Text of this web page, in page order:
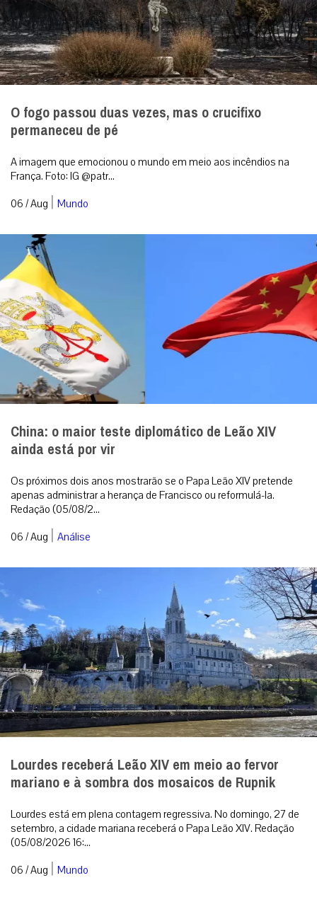
O fogo passou duas vezes, mas o crucifixo
permaneceu de pé
A imagem que emocionou o mundo em meio aos incêndios na
França. Foto: IG @patr...
06 / Aug | Mundo
China: o maior teste diplomático de Leão XIV
ainda está por vir
Os próximos dois anos mostrarão se o Papa Leão XIV pretende
apenas administrar a herança de Francisco ou reformulá-la.
Redação (05/08/2...
06 / Aug | Análise
Lourdes receberá Leão XIV em meio ao fervor
mariano e à sombra dos mosaicos de Rupnik
Lourdes está em plena contagem regressiva. No domingo, 27 de
setembro, a cidade mariana receberá o Papa Leão XIV. Redação
(05/08/2026 16:...
06 / Aug | Mundo